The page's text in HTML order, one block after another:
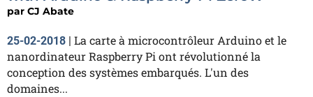
par CJ Abate
25-02-2018
La carte à microcontrôleur Arduino et le
nanordinateur Raspberry Pi ont révolutionné la
conception des systèmes embarqués. L'un des
domaines...